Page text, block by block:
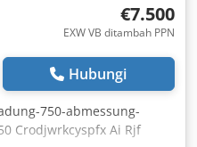
€7.500
EXW VB ditambah PPN
Hubungi
750-abmessung-
Crodjwrkcyspfx Ai Rjf